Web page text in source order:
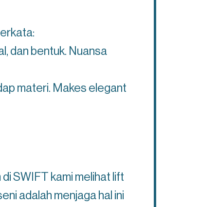
dan bentuk. Nuansa
materi. Makes elegant
SWIFT kami melihat lift
adalah menjaga hal ini